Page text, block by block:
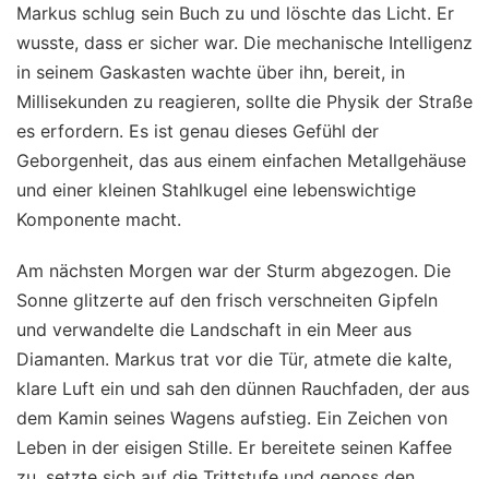
Markus schlug sein Buch zu und löschte das Licht. Er
wusste, dass er sicher war. Die mechanische Intelligenz
in seinem Gaskasten wachte über ihn, bereit, in
Millisekunden zu reagieren, sollte die Physik der Straße
es erfordern. Es ist genau dieses Gefühl der
Geborgenheit, das aus einem einfachen Metallgehäuse
und einer kleinen Stahlkugel eine lebenswichtige
Komponente macht.
Am nächsten Morgen war der Sturm abgezogen. Die
Sonne glitzerte auf den frisch verschneiten Gipfeln
und verwandelte die Landschaft in ein Meer aus
Diamanten. Markus trat vor die Tür, atmete die kalte,
klare Luft ein und sah den dünnen Rauchfaden, der aus
dem Kamin seines Wagens aufstieg. Ein Zeichen von
Leben in der eisigen Stille. Er bereitete seinen Kaffee